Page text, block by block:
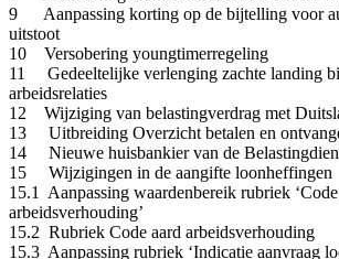
9 Aanpassing korting op de bijtelling voor
uitstoot
10 Versobering youngtimerregeling
11 Gedeeltelijke verlenging zachte landing
arbeidsrelaties
12 Wijziging van belastingverdrag met
13 Uitbreiding Overzicht betalen en
14 Nieuwe huisbankier van de
15 Wijzigingen in de aangifte loonheffingen
15.1 Aanpassing waardenbereik rubriek
arbeidsverhouding’
15.2 Rubriek Code aard arbeidsverhouding
15.3 Aanpassing rubriek ‘Indicatie aanvraag